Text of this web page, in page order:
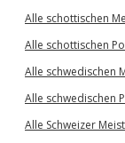
Alle schottischen
Alle schottischen
Alle schwedischen
Alle schwedischen
Alle Schweizer